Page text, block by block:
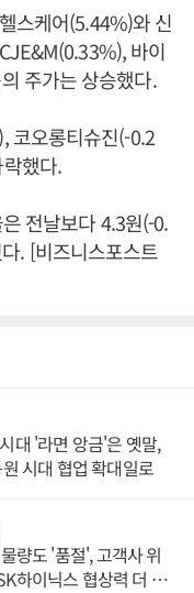
스케어(5.44%)와 신
바이
주가는 상승했다.
코오롱티슈진(-0.2
했다.
전날보다 4.3원(-0.
. [비즈니스포스트
대 '라면 앙금'은 옛말,
시대 협업 확대일로
량도 '품절', 고객사 위
하이닉스 협상력 더 키